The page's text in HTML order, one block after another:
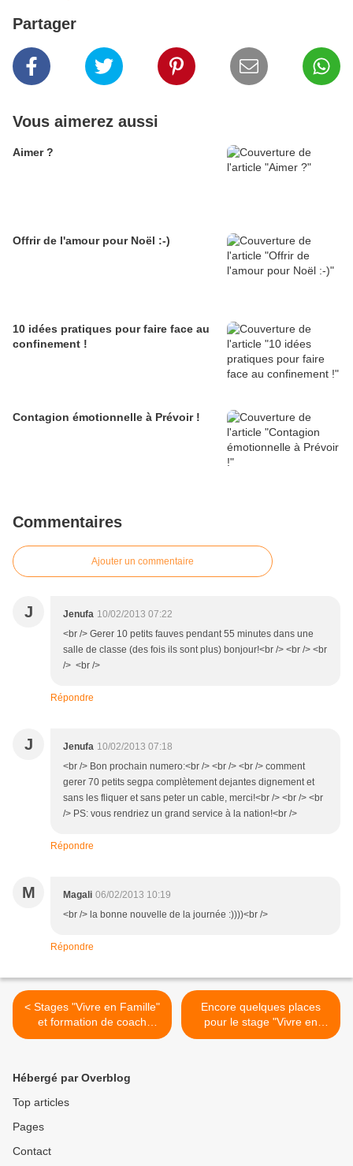
Partager
Vous aimerez aussi
Aimer ?
Offrir de l'amour pour Noël :-)
10 idées pratiques pour faire face au
confinement !
Contagion émotionnelle à Prévoir !
Commentaires
Ajouter un commentaire
J Jenufa 10/02/2013 07:22
<br /> Gerer 10 petits fauves pendant 55 minutes dans une
salle de classe (des fois ils sont plus) bonjour!<br /> <br /> <br
/> <br />
Répondre
J Jenufa 10/02/2013 07:18
<br /> Bon prochain numero:<br /> <br /> <br /> comment
gerer 70 petits segpa complètement dejantes dignement et
sans les fliquer et sans peter un cable, merci!<br /> <br /> <br
/> PS: vous rendriez un grand service à la nation!<br />
Répondre
M Magali 06/02/2013 10:19
<br /> la bonne nouvelle de la journée :))))<br />
Répondre
< Stages "Vivre en Famille"
et formation de coach
parental à Gap
Encore quelques places
pour le stage "Vivre en
famille" à Lyon >
Hébergé par Overblog
Top articles
Pages
Contact